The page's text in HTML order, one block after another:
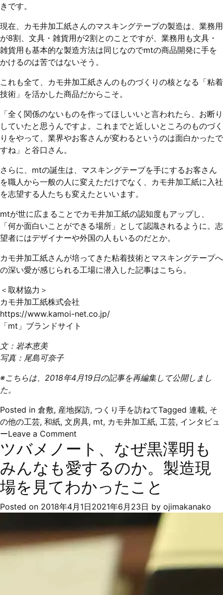
きです。
現在、カモ井加工紙さんのマスキングテープの製造は、業務用
が8割、文具・雑貨用が2割とのことですが、業務用も文具・
雑貨用も基本的な製造方法は同じなのでmtの商品開発に手を
かけるのは苦ではないそう。
これも全て、カモ井加工紙さんのものづくりの核となる「粘着
技術」を活かした商品だからこそ。
「全く関係のないものを作ってほしいいと言われたら、お断り
していたと思うんですよ。これまでと近しいところのものづく
りをやって、業界やお客さんが変わるというのは面白かったで
すね」と谷口さん。
さらに、mtの誕生は、マスキングテープを手にするお客さん
を職人から一般の人に変えただけでなく、カモ井加工紙に入社
を志望する人たちも変えたといいます。
mtが世に広まることでカモ井加工紙の認知度もアップし、
「何か面白いことができる場所」として認識されるように。志
望者にはデザイナーや外国の人もいるのだとか。
カモ井加工紙さんが培ってきた粘着技術とマスキングテープへ
の深い愛が感じられる工場に潜入した記事はこちら 。
＜取材協力＞
カモ井加工紙株式会社
https://www.kamoi-net.co.jp/
「mt」ブランドサイト
文：岩本恵美
写真：尾島可奈子
※こちらは、2018年4月19日の記事を再編集して公開しまし
た。
Posted in 倉敷, 産地探訪, つくり手を訪ねてTagged 連載, そ
の他の工芸, 和紙, 文房具, mt, カモ井加工紙, 工芸, インタビュ
ーLeave a Comment
の
ス
キ
グ
テ
ツバメノート、なぜ黒澤明も
みんなも愛するのか。製造現
場を見てわかったこと
Posted on 2018年4月1日2021年6月23日 by ojimakanako